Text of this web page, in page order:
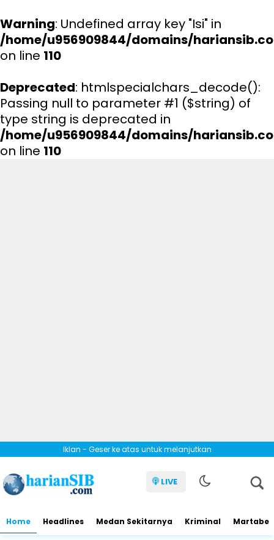
Warning: Undefined array key "Isi" in
/home/u956909844/domains/
on line 110
Deprecated: htmlspecialchars_decode():
Passing null to parameter #1 ($string) of
type string is deprecated in
/home/u956909844/domains/
on line 110
Iklan - Geser ke atas untuk melanjutkan
LIVE
Home Headlines Medan Sekitarnya Kriminal Martabe